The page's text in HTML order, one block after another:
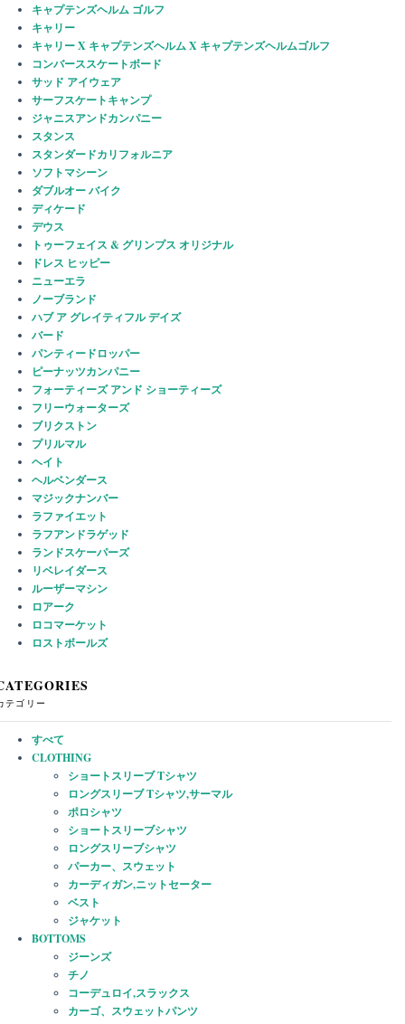
キャプテンズヘルム ゴルフ
キャリー
キャリー X キャプテンズヘルム X キャプテンズヘルムゴルフ
コンバーススケートボード
サッド アイウェア
サーフスケートキャンプ
ジャニスアンドカンパニー
スタンス
スタンダードカリフォルニア
ソフトマシーン
ダブルオー バイク
ディケード
デウス
トゥーフェイス & グリンプス オリジナル
ドレス ヒッピー
ニューエラ
ノーブランド
ハブ ア グレイティフル デイズ
バード
パンティードロッパー
ピーナッツカンパニー
フォーティーズ アンド ショーティーズ
フリーウォーターズ
ブリクストン
プリルマル
ヘイト
ヘルベンダース
マジックナンバー
ラファイエット
ラフアンドラゲッド
ランドスケーパーズ
リベレイダース
ルーザーマシン
ロアーク
ロコマーケット
ロストボールズ
テゴリー
すべて
CLOTHING
ショートスリーブ Tシャツ
ロングスリーブ Tシャツ,サーマル
ポロシャツ
ショートスリーブシャツ
ロングスリーブシャツ
パーカー、スウェット
カーディガン,ニットセーター
ベスト
ジャケット
BOTTOMS
ジーンズ
チノ
コーデュロイ,スラックス
カーゴ、スウェットパンツ